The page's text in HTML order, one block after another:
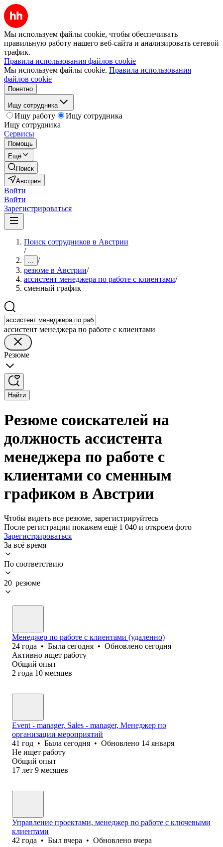
Мы используем файлы cookie, чтобы обеспечивать
правильную работу нашего веб-сайта и анализировать сетевой
трафик.
Правила использования файлов cookie
Мы используем файлы cookie. Правила использования
файлов cookie
Понятно
Ищу сотрудника
Ищу работу
Ищу сотрудника
Ищу сотрудника
Сервисы
Помощь
Ещё
Поиск
Австрия
Войти
Войти
Зарегистрироваться
Поиск сотрудников в Австрии
/
... /
резюме в Австрии/
ассистент менеджера по работе с клиентами/
сменный график
ассистент менеджера по работе с клиентами
Резюме
Найти
Резюме соискателей на
должность ассистента
менеджера по работе с
клиентами со сменным
графиком в Австрии
Чтобы видеть все резюме, зарегистрируйтесь
После регистрации покажем ещё 1 040 и откроем фото
Зарегистрироваться
За всё время
По соответствию
20 резюме
Менеджер по работе с клиентами (удаленно)
24 года • Была сегодня • Обновлено сегодня
Активно ищет работу
Общий опыт
2 года 10 месяцев
Event - manager, Sales - manager, Менеджер по
организации мероприятий
41 год • Была сегодня • Обновлено 14 января
Не ищет работу
Общий опыт
17 лет 9 месяцев
Управление проектами, менеджер по работе с ключевыми
клиентами
42 года • Был вчера • Обновлено вчера